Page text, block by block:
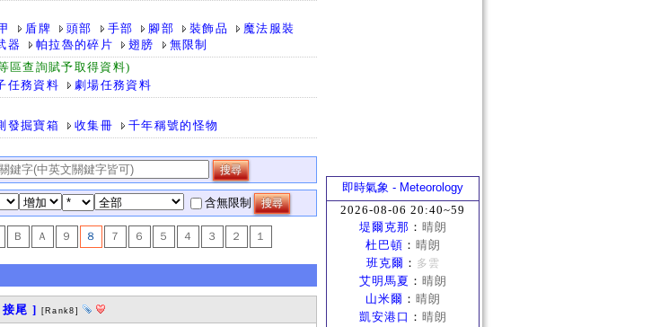
盾牌 頭部 手部 腳部 裝飾品
魔法服裝
器 帕拉魯的碎片 翅膀
無限制
區查詢賦予取得資料)
任務資料
劇場任務資料
發掘寶箱 收集冊 千年稱號的怪物
含無限制
Ｂ Ａ ９ ８ ７ ６ ５ ４ ３ ２ １
尾 ] [Rank8]
即時氣象 - Meteorology
2026-08-06 20:40~59
堤爾克那 ： 晴朗
杜巴頓 ： 晴朗
班克爾 ： 多雲
艾明馬夏 ： 晴朗
山米爾 ： 晴朗
凱安港口 ： 晴朗